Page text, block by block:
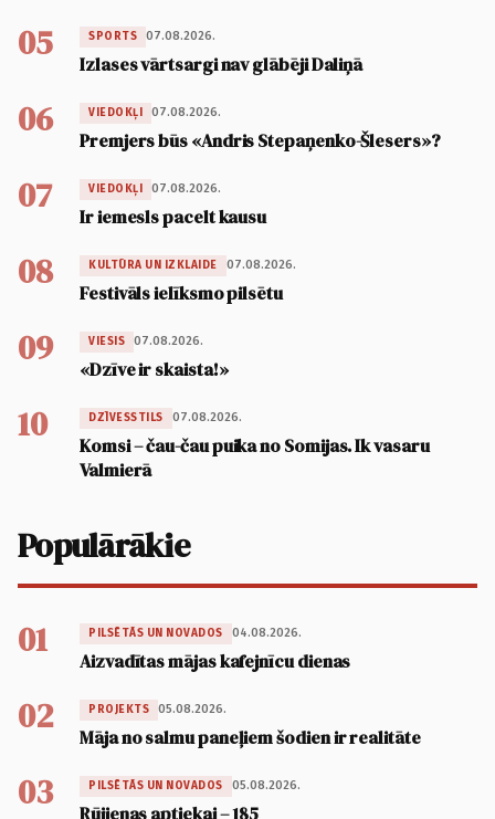
05 SPORTS 07.08.2026.
Izlases vārtsargi nav glābēji Daliņā
06 VIEDOKĻI 07.08.2026.
Premjers būs «Andris Stepaņenko-Šlesers»?
07 VIEDOKĻI 07.08.2026.
Ir iemesls pacelt kausu
08 KULTŪRA UN IZKLAIDE 07.08.2026.
Festivāls ielīksmo pilsētu
09 VIESIS 07.08.2026.
«Dzīve ir skaista!»
10 DZĪVESSTILS 07.08.2026.
Komsi – čau-čau puika no Somijas. Ik vasaru
Valmierā
Populārākie
01 PILSĒTĀS UN NOVADOS 04.08.2026.
Aizvadītas mājas kafejnīcu dienas
02 PROJEKTS 05.08.2026.
Māja no salmu paneļiem šodien ir realitāte
03 PILSĒTĀS UN NOVADOS 05.08.2026.
Rūjienas aptiekai – 185